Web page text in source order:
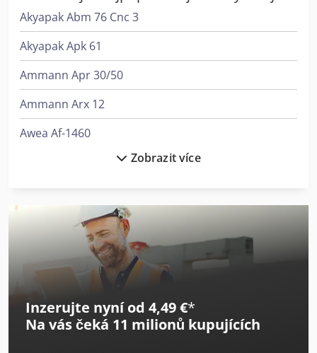
Akyapak Abm 76 Cnc 3
Akyapak Apk 61
Ammann Apr 30/50
Ammann Arx 12
Awea Af-1460
Ayen Alomat Al 200
Bomag Bp 12/40
Bomag Bp 20/50 D
Bomag Bpr 35/60 D
Bomag Bpr 60/65 D
Zobrazit více
Inzerujte nyní od 4,49 €*
Na vás čeká 11 milionů kupujících